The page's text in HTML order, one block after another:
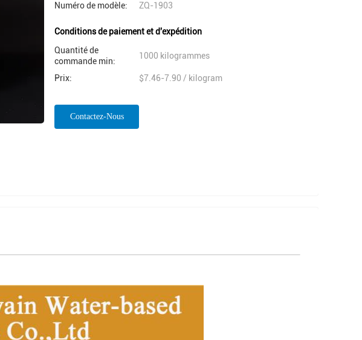
Numéro de modèle:
ZQ-1903
Conditions de paiement et d'expédition
Quantité de
commande min:
1000 kilogrammes
Prix: $7.46-7.90 / kilogram
Contactez-Nous